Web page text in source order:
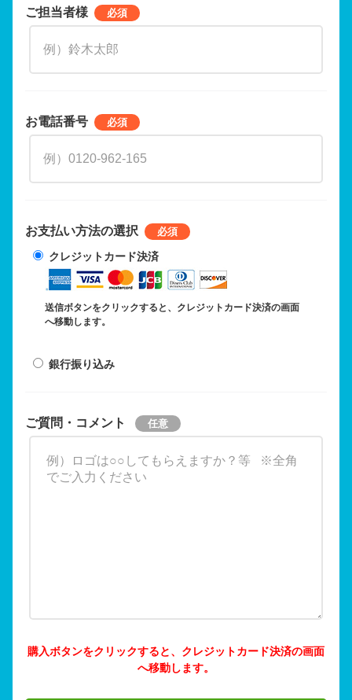
ご担当者様
お電話番号
お支払い方法の選択
クレジットカード決済
送信ボタンをクリックすると、クレジットカード決済の画面
へ移動します。
銀行振り込み
ご質問・コメント
購入ボタンをクリックすると、クレジットカード決済の画面
へ移動します。